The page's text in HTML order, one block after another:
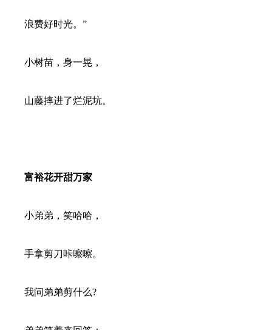
浪费好时光。”
小树苗，身一晃，
山藤摔进了烂泥坑。
富裕花开甜万家
小弟弟，笑哈哈，
手拿剪刀咔嚓嚓。
我问弟弟剪什么?